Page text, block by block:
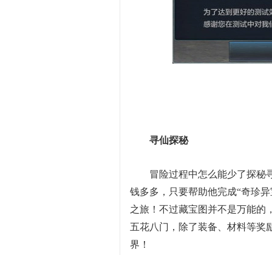
寻仙探秘
冒险过程中怎么能少了探秘寻
钱多多，只要帮助他完成“奇珍
之旅！不过藏宝图并不是万能的
五花八门，除了装备、材料等奖
界！